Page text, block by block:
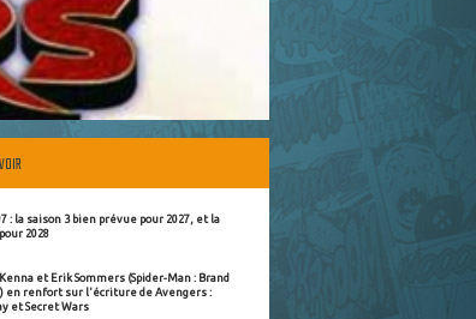
: la saison 3 bien prévue pour 2027, et la
2028
et Erik Sommers (Spider-Man : Brand
en renfort sur l'écriture de Avengers :
et Secret Wars